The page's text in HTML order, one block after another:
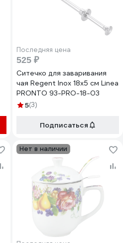
Последняя цена
525 ₽
Ситечко для заваривания
чая Regent Inox 18x5 см Linea
PRONTO 93-PRO-18-03
5(3)
Подписаться
Нет в наличии